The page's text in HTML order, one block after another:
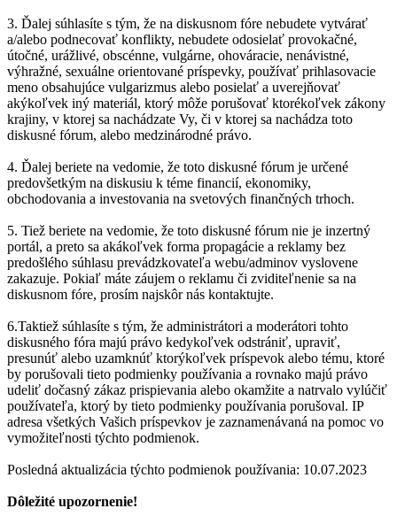
3. Ďalej súhlasíte s tým, že na diskusnom fóre nebudete vytvárať
a/alebo podnecovať konflikty, nebudete odosielať provokačné,
útočné, urážlivé, obscénne, vulgárne, ohováracie, nenávistné,
výhražné, sexuálne orientované príspevky, používať prihlasovacie
meno obsahujúce vulgarizmus alebo posielať a uverejňovať
akýkoľvek iný materiál, ktorý môže porušovať ktorékoľvek zákony
krajiny, v ktorej sa nachádzate Vy, či v ktorej sa nachádza toto
diskusné fórum, alebo medzinárodné právo.
4. Ďalej beriete na vedomie, že toto diskusné fórum je určené
predovšetkým na diskusiu k téme financií, ekonomiky,
obchodovania a investovania na svetových finančných trhoch.
5. Tiež beriete na vedomie, že toto diskusné fórum nie je inzertný
portál, a preto sa akákoľvek forma propagácie a reklamy bez
predošlého súhlasu prevádzkovateľa webu/adminov vyslovene
zakazuje. Pokiaľ máte záujem o reklamu či zviditeľnenie sa na
diskusnom fóre, prosím najskôr nás kontaktujte.
6.Taktiež súhlasíte s tým, že administrátori a moderátori tohto
diskusného fóra majú právo kedykoľvek odstrániť, upraviť,
presunúť alebo uzamknúť ktorýkoľvek príspevok alebo tému, ktoré
by porušovali tieto podmienky používania a rovnako majú právo
udeliť dočasný zákaz prispievania alebo okamžite a natrvalo vylúčiť
používateľa, ktorý by tieto podmienky používania porušoval. IP
adresa všetkých Vašich príspevkov je zaznamenávaná na pomoc vo
vymožiteľnosti týchto podmienok.
Posledná aktualizácia týchto podmienok používania: 10.07.2023
Dôležité upozornenie!